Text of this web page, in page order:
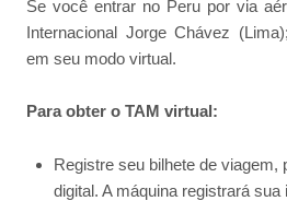
Se você entrar no Peru por via
Internacional Jorge Chávez
em seu modo virtual.
Para obter o TAM virtual:
Registre seu bilhete de viagem,
digital. A máquina registrará